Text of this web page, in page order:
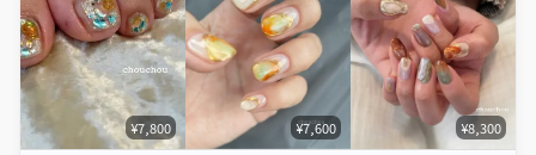
¥7,800 ¥7,600 ¥8,300